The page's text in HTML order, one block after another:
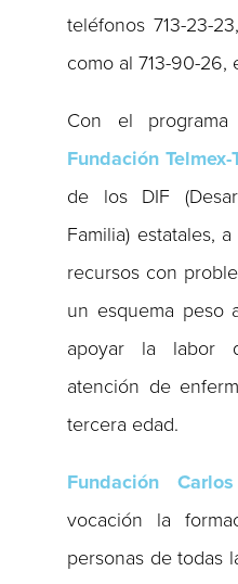
teléfonos 713-23-
como al 713-90-26,
Con el
Fundación Telmex-
de los DIF
Familia) estatales,
recursos con
un esquema peso
apoyar la labor
atención de
tercera edad.
Fundación
vocación la
personas de todas